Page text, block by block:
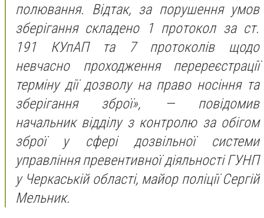
полювання. Відтак, за порушення умов
зберігання складено 1 протокол за ст.
191 КУпАП та 7 протоколів щодо
невчасно проходження перереєстрації
терміну дії дозволу на право носіння та
зберігання зброї», — повідомив
начальник відділу з контролю за обігом
зброї у сфері дозвільної системи
управління превентивної діяльності ГУНП
у Черкаській області, майор поліції Сергій
Мельник.